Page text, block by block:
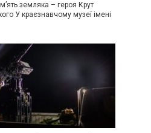
земляка – героя Крут
У краєзнавчому музеї імені